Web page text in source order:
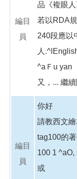
編目
員
品《複眼人
若以RDA
240段應以
人
^aＦu yan
又，... 繼
編目
員
你好
請教西文
tag100的
100 1 ^aO,
或